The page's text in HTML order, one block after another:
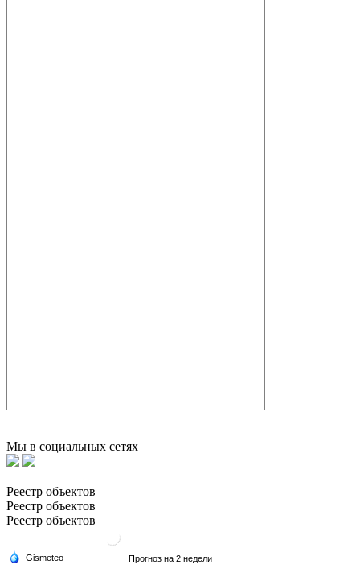
Мы в социальных сетях
Реестр объектов
Реестр объектов
Реестр объектов